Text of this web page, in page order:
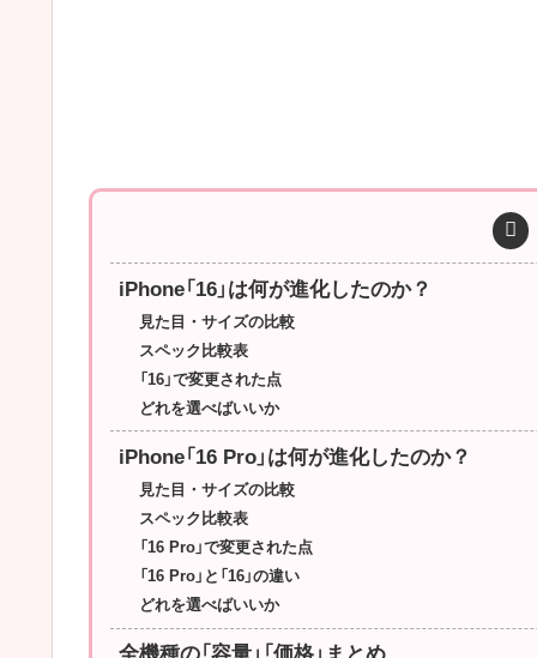
iPhone「16」は何が進化したのか？
見た目・サイズの比較
スペック比較表
「16」で変更された点
どれを選べばいいか
iPhone「16 Pro」は何が進化したのか？
見た目・サイズの比較
スペック比較表
「16 Pro」で変更された点
「16 Pro」と「16」の違い
どれを選べばいいか